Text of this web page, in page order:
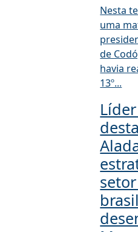
Nesta
uma
de
havia
13º...